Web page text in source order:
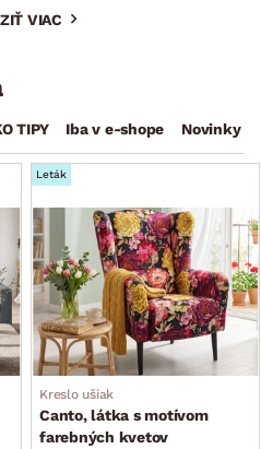
VIAC
TIPY Iba v e-shope Novinky
Leták
Kreslo ušiak
Canto, látka s motívom
farebných kvetov